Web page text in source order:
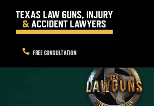
FREE CONSULTATION